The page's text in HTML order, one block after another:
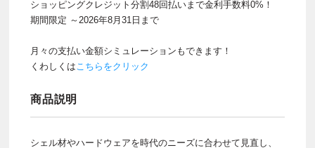
ショッピングクレジット分割48回払いまで金利手数料0%！
期間限定 ～2026年8月31日まで
月々の支払い金額シミュレーションもできます！
くわしくはこちらをクリック
商品説明
シェル材やハードウェアを時代のニーズに合わせて見直し、